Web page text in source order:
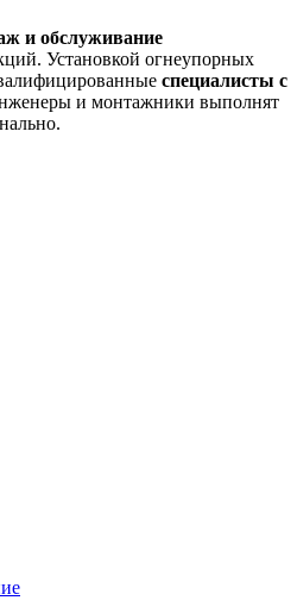
и обслуживание
Установкой огнеупорных
специалисты с
и монтажники выполнят